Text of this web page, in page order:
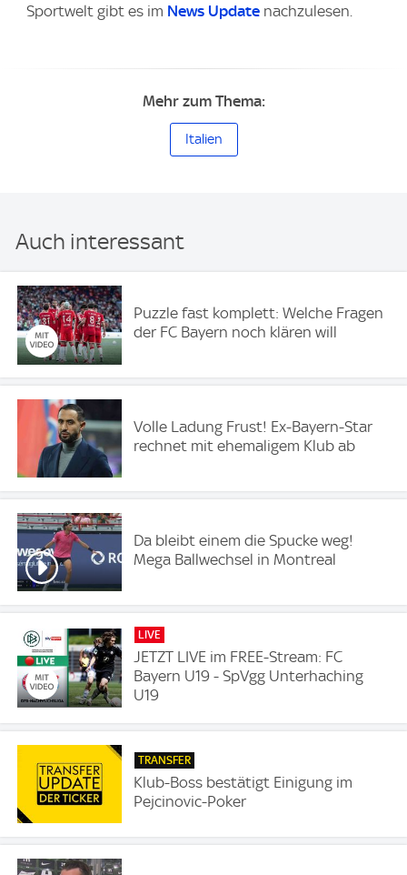
Sportwelt gibt es im News Update nachzulesen.
Mehr zum Thema:
Italien
Auch interessant
Puzzle fast komplett: Welche Fragen
der FC Bayern noch klären will
Volle Ladung Frust! Ex-Bayern-Star
rechnet mit ehemaligem Klub ab
Da bleibt einem die Spucke weg!
Mega Ballwechsel in Montreal
LIVE
JETZT LIVE im FREE-Stream: FC
Bayern U19 - SpVgg Unterhaching
U19
TRANSFER
Klub-Boss bestätigt Einigung im
Pejcinovic-Poker